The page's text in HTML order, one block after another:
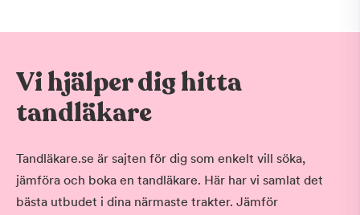
Vi hjälper dig hitta
tandläkare
Tandläkare.se är sajten för dig som enkelt vill söka,
jämföra och boka en tandläkare. Här har vi samlat det
bästa utbudet i dina närmaste trakter. Jämför